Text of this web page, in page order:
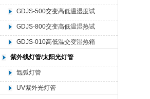
验仪器
GDJS-500交变高低温湿度试
验机
GDJS-800交变高低温湿热试
验设备
GDJS-010高低温交变湿热箱
紫外线灯管/太阳光灯管
氙弧灯管
UV紫外光灯管